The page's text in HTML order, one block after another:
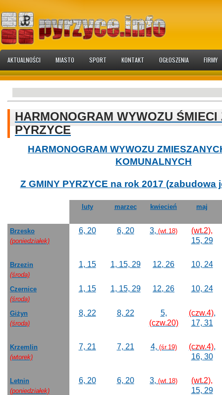
AKTUALNOŚCI MIASTO SPORT KONTAKT OGŁOSZENIA FIRMY
HARMONOGRAM WYWOZU ŚMIECI
PYRZYCE
HARMONOGRAM WYWOZU
KOMUNALNYCH
Z GMINY PYRZYCE na rok 2017 (zabudowa
luty marzec kwiecień maj
Brzesko
(poniedziałek)
6, 20 6, 20 3, (wt.18)
(wt.2),
15, 29
Brzezin
(środa)
1, 15 1, 15, 29 12, 26 10, 24
Czernice
(środa)
1, 15 1, 15, 29 12, 26 10, 24
Giżyn
(środa)
8, 22 8, 22
5,
(czw.20)
(czw.4),
17, 31
Krzemlin
(wtorek)
7, 21 7, 21 4, (śr.19) (czw.4),
16, 30
Letnin
(poniedziałek)
6, 20 6, 20 3, (wt.18)
(wt.2),
15, 29